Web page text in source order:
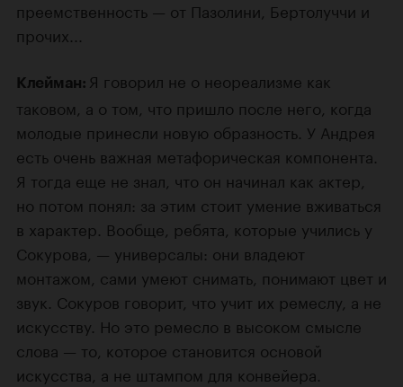
преемственность — от Пазолини, Бертолуччи и
прочих...
Клейман: Я говорил не о неореализме как
таковом, а о том, что пришло после него, когда
молодые принесли новую образность. У Андрея
есть очень важная метафорическая компонента.
Я тогда еще не знал, что он начинал как актер,
но потом понял: за этим стоит умение вживаться
в характер. Вообще, ребята, которые учились у
Сокурова, — универсалы: они владеют
монтажом, сами умеют снимать, понимают цвет и
звук. Сокуров говорит, что учит их ремеслу, а не
искусству. Но это ремесло в высоком смысле
слова — то, которое становится основой
искусства, а не штампом для конвейера.